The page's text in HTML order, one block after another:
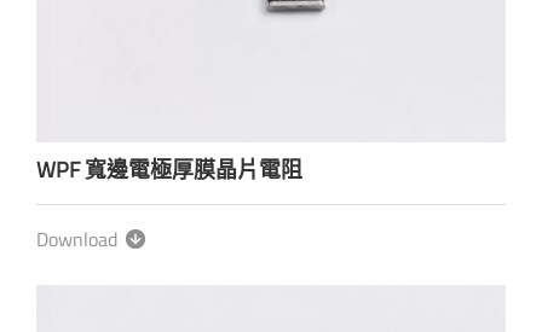
WPF 寬邊電極厚膜晶片電阻
Download